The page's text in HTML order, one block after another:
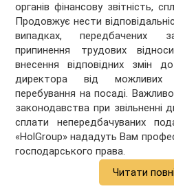
органів фінансову звітність,
Продовжує нести
випадках, передбачених
припинення трудових
внесення відповідних змін
директора від можливих
перебування на посаді.
законодавства при звільненні
сплати непередбачуваних
«HolGroup» нададуть Вам
господарського права.
Читати